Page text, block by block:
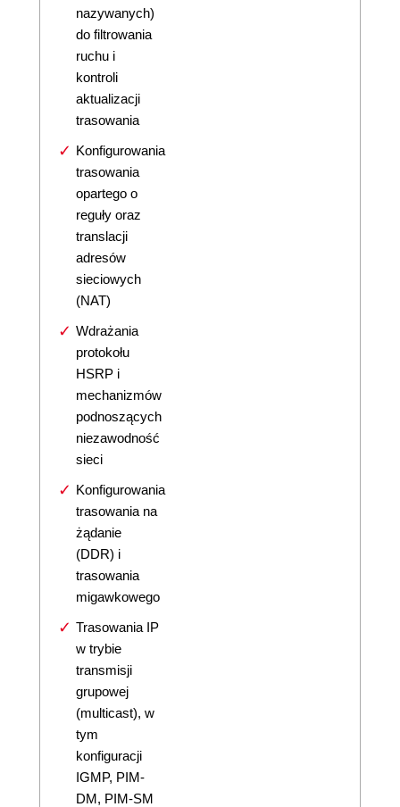
nazywanych)
do filtrowania
ruchu i
kontroli
aktualizacji
trasowania
Konfigurowania
trasowania
opartego o
reguły oraz
translacji
adresów
sieciowych
(NAT)
Wdrażania
protokołu
HSRP i
mechanizmów
podnoszących
niezawodność
sieci
Konfigurowania
trasowania na
żądanie
(DDR) i
trasowania
migawkowego
Trasowania IP
w trybie
transmisji
grupowej
(multicast), w
tym
konfiguracji
IGMP, PIM-
DM, PIM-SM